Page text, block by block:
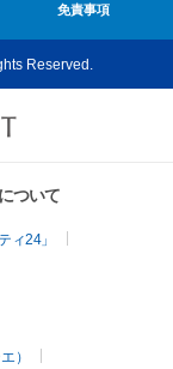
免責事項
Reserved.
ついて
ィ24」
）